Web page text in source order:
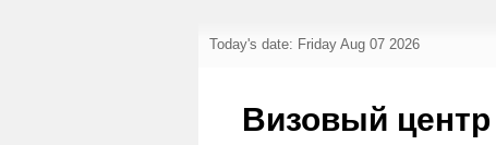
Today's date: Friday Aug 07 2026
Визовый